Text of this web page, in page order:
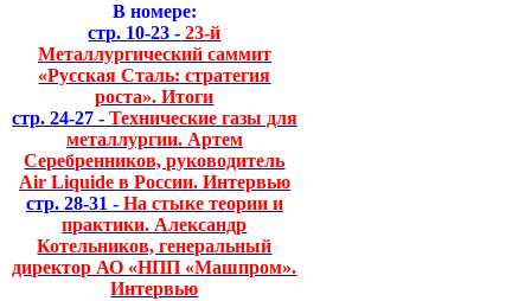
В номере:
стр. 10-23 - 23-й
Металлургический саммит
«Русская Сталь: стратегия
роста». Итоги
стр. 24-27 - Технические газы для
металлургии. Артем
Серебренников, руководитель
Air Liquide в России. Интервью
стр. 28-31 - На стыке теории и
практики. Александр
Котельников, генеральный
директор АО «НПП «Машпром».
Интервью